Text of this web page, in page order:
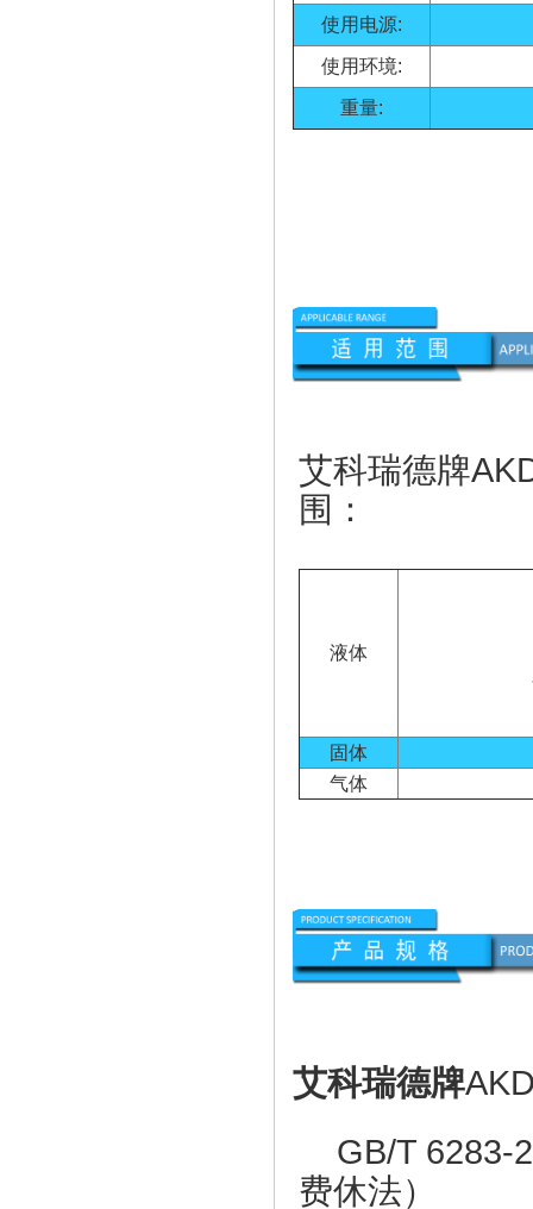
使用电源:
使用环境:
重量:
艾科瑞德牌
围：
液体
固体
气体
艾科瑞德牌
GB/T 6283-
费休法）